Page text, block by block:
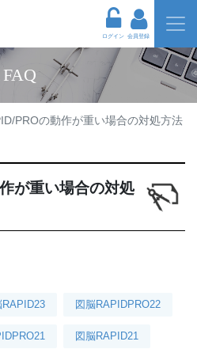
ログイン 会員登録
FAQ
PROの動作が重い場合の対処方法
が重い場合の対処
RAPID23 図脳RAPIDPRO22
図脳RAPID21